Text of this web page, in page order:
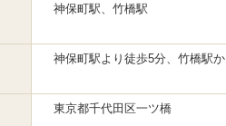
神保町駅、竹橋駅
神保町駅より徒歩5分、竹橋駅
東京都千代田区一ツ橋